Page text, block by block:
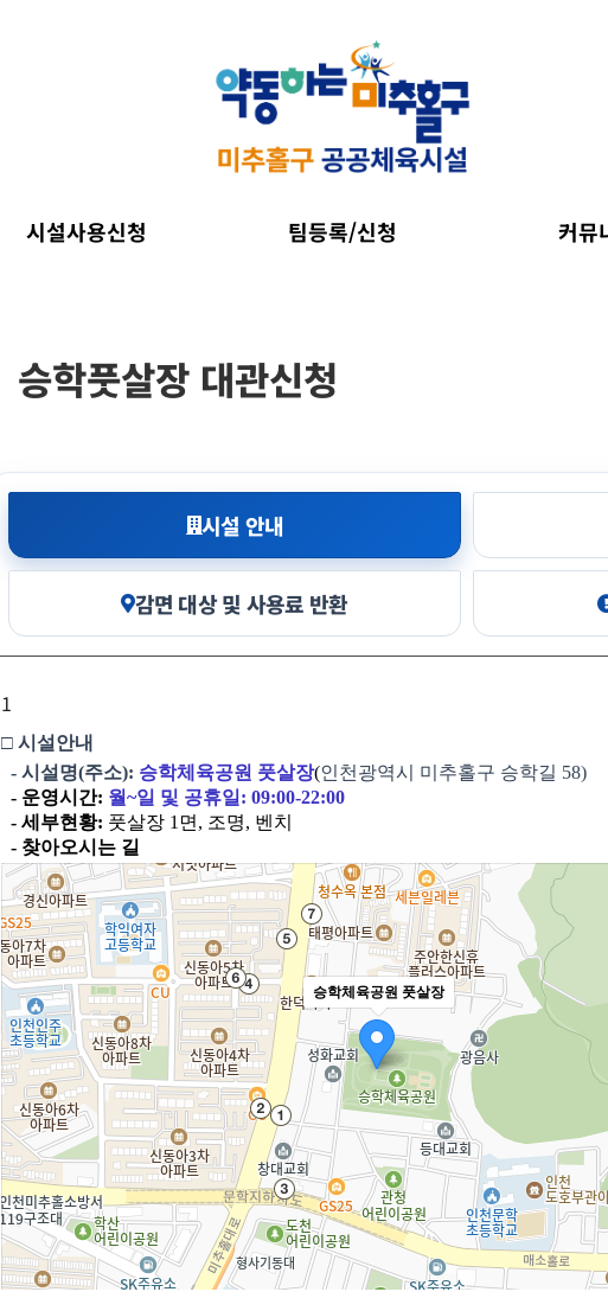
시설사용신청 팀등록/신청 커뮤
승학풋살장 대관신청
시설 안내
감면 대상 및 사용료 반환
1
□ 시설안내
- 시설명(주소): 승학체육공원 풋살장(인천광역시 미추홀구 승학길 58)
- 운영시간: 월~일 및 공휴일: 09:00-22:00
- 세부현황: 풋살장 1면, 조명, 벤치
- 찾아오시는 길
승학체육공원 풋살장